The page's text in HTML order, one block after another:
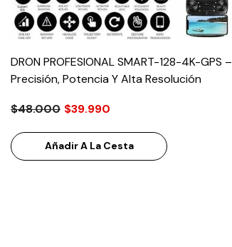
DRON PROFESIONAL SMART-128-4K-GPS –
Precisión, Potencia Y Alta Resolución
$48.000 $39.990
Añadir A La Cesta